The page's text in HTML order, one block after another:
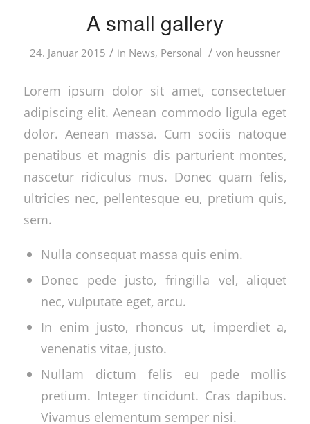
A small gallery
24. Januar 2015 / in News, Personal / von heussner
Lorem ipsum dolor sit amet, consectetuer
adipiscing elit. Aenean commodo ligula eget
dolor. Aenean massa. Cum sociis natoque
penatibus et magnis dis parturient montes,
nascetur ridiculus mus. Donec quam felis,
ultricies nec, pellentesque eu, pretium quis,
sem.
Nulla consequat massa quis enim.
Donec pede justo, fringilla vel, aliquet
nec, vulputate eget, arcu.
In enim justo, rhoncus ut, imperdiet a,
venenatis vitae, justo.
Nullam dictum felis eu pede mollis
pretium. Integer tincidunt. Cras dapibus.
Vivamus elementum semper nisi.